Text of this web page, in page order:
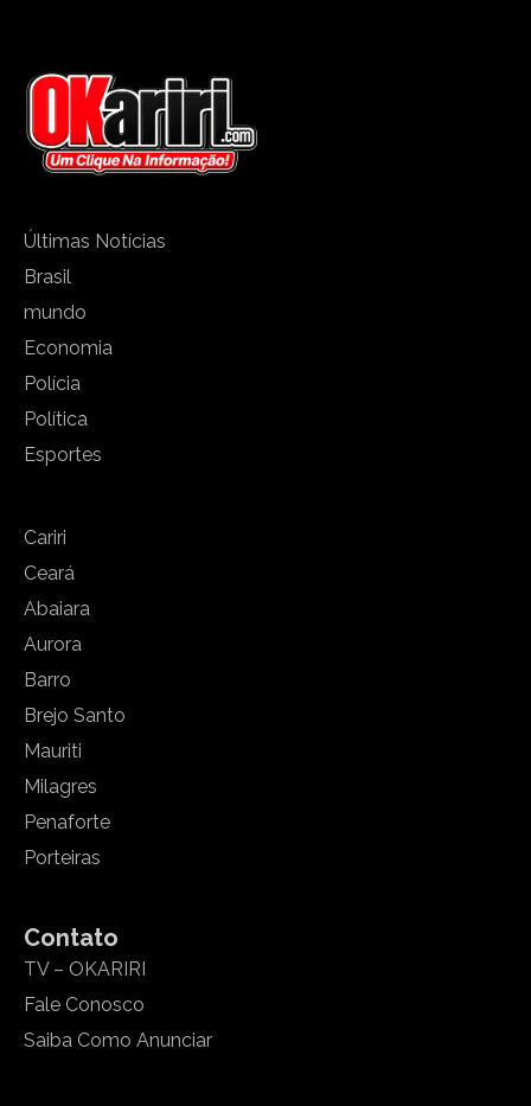
Últimas Notícias
Brasil
mundo
Economia
Polícia
Política
Esportes
Cariri
Ceará
Abaiara
Aurora
Barro
Brejo Santo
Mauriti
Milagres
Penaforte
Porteiras
Contato
TV – OKARIRI
Fale Conosco
Saiba Como Anunciar